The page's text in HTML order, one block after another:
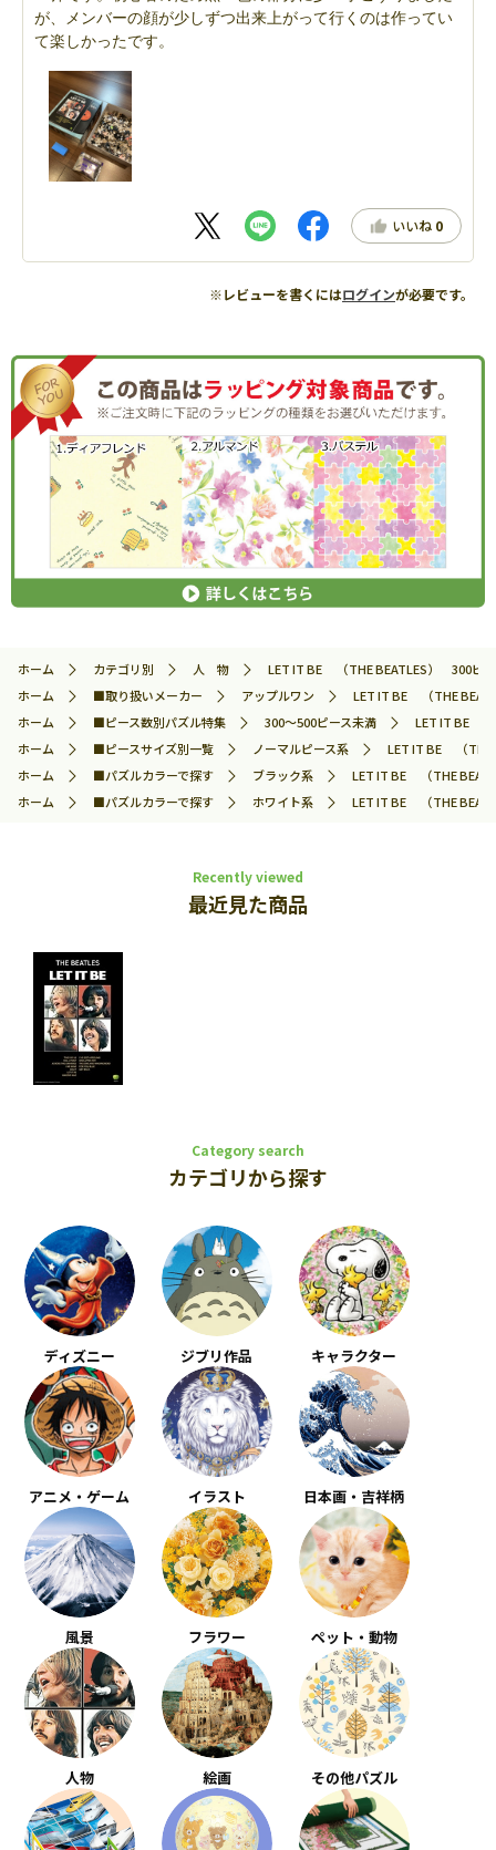
が、メンバーの顔が少しずつ出来上がって行くのは作ってい
て楽しかったです。
いいね 0
※レビューを書くにはログインが必要です。
ホーム カテゴリ別 人 物
LET IT BE （THE BEATLES） 300ピ
ホーム
■取り扱いメーカー アップルワン
LET IT BE （THE
ホーム
■ピース数別パズル特集 300～500ピース未満
LET IT BE
ホーム
■ピースサイズ別一覧 ノーマルピース系
LET IT BE （THE
ホーム
■パズルカラーで探す ブラック系
LET IT BE （THE
ホーム
■パズルカラーで探す ホワイト系 LET IT BE （THE
Recently viewed
最近見た商品
Category search
カテゴリから探す
ディズニー ジブリ作品 キャラクター
アニメ・ゲーム イラスト 日本画・吉祥柄
風景 フラワー ペット・動物
人物 絵画 その他パズル